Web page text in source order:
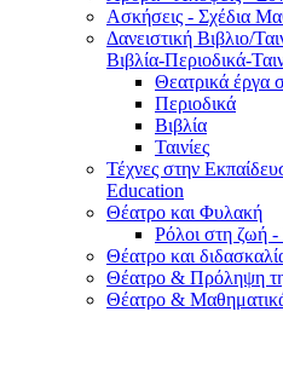
Ασκήσεις - Σχέδια
Δανειστική Βιβλιο/
Βιβλία-Περιοδικά-
Θεατρικά έργα
Περιοδικά
Βιβλία
Ταινίες
Τέχνες στην
Education
Θέατρο και Φυλακή
Ρόλοι στη ζωή
Θέατρο και
Θέατρο & Πρόληψη
Θέατρο &